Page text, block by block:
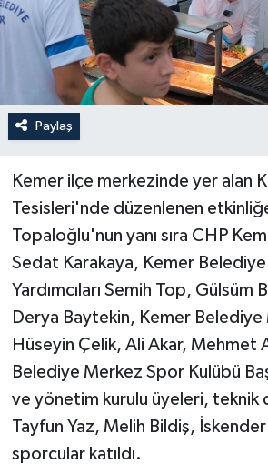
Paylaş
Kemer ilçe merkezinde yer alan
Tesisleri'nde düzenlenen
Topaloğlu'nun yanı sıra CHP
Sedat Karakaya, Kemer Belediye
Yardımcıları Semih Top, Gülsüm
Derya Baytekin, Kemer Belediye
Hüseyin Çelik, Ali Akar, Mehmet
Belediye Merkez Spor Kulübü
ve yönetim kurulu üyeleri, teknik
Tayfun Yaz, Melih Bildiş,
sporcular katıldı.
Magazin
Resmi İlan
Sağlık & Yaşam
Spor